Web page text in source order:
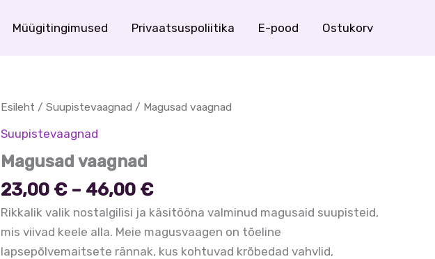
Müügitingimused Privaatsuspoliitika E-pood Ostukorv
Esileht / Suupistevaagnad / Magusad vaagnad
Suupistevaagnad
Magusad vaagnad
23,00 € – 46,00 €Hinnavahemik:
23,00 €
kuni
46,00 €
Rikkalik valik nostalgilisi ja käsitööna valminud magusaid suupisteid,
mis viivad keele alla. Meie magusvaagen on tõeline
lapsepõlvemaitsete rännak, kus kohtuvad krõbedad vahvlid,